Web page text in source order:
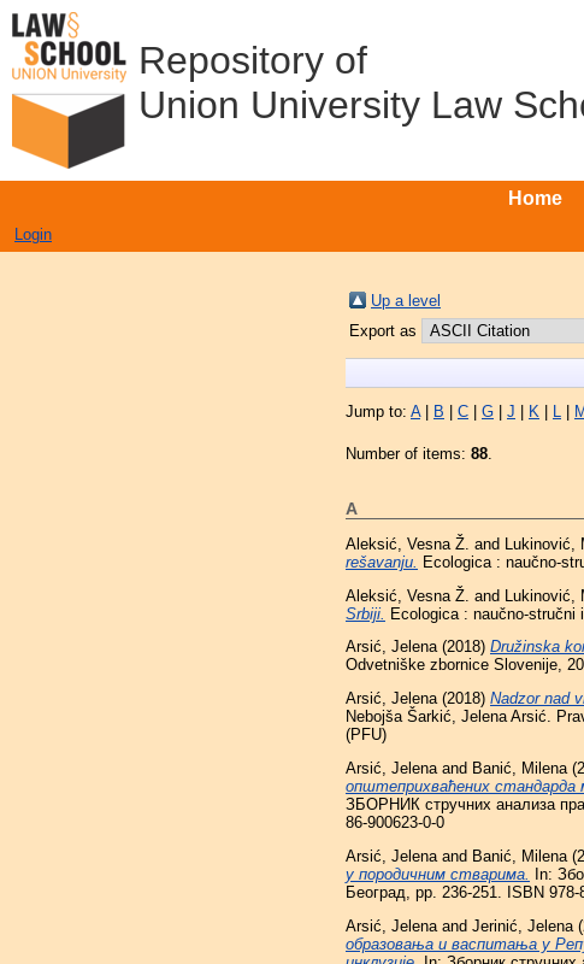
Repository of
Union University Law
Home
Login
Up a level
Export as
Jump to: A| B C G J K L M
Number of items: 88.
A
Aleksić, Vesna Ž. and Lukinović,
rešavanju.
Ecologica : naučno-
Aleksić, Vesna Ž. and Lukinović,
Srbiji. Ecologica : naučno-stručni
Arsić, Jelena(2018) Družinska
Odvetniške zbornice Slovenije,
Arsić, Jelena(2018) Nadzor nad
Nebojša Šarkić, Jelena Arsić.
(PFU)
Arsić, Jelena and Banić, Milena
општеприхваћених стандарда
ЗБОРНИК стручних анализа
86-900623-0-0
Arsić, Jelena and Banić, Milena
у породичним стварима.
In:
Београд, pp. 236-251. ISBN 978-
Arsić, Jelena and Jerinić, Jelena
образовања и васпитања у